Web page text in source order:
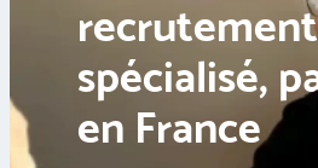
recrutement
spécialisé,
en France